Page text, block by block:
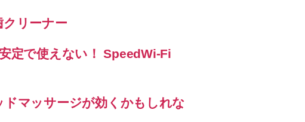
リーナー
定で使えない！ SpeedWi-Fi
マッサージが効くかもしれな